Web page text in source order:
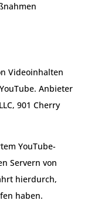
Videoinhalten
Anbieter
901 Cherry
YouTube-
Servern von
hierdurch,
haben.